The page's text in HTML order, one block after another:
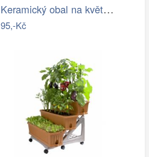
Keramický obal na květináč s růžemi…
95,-Kč